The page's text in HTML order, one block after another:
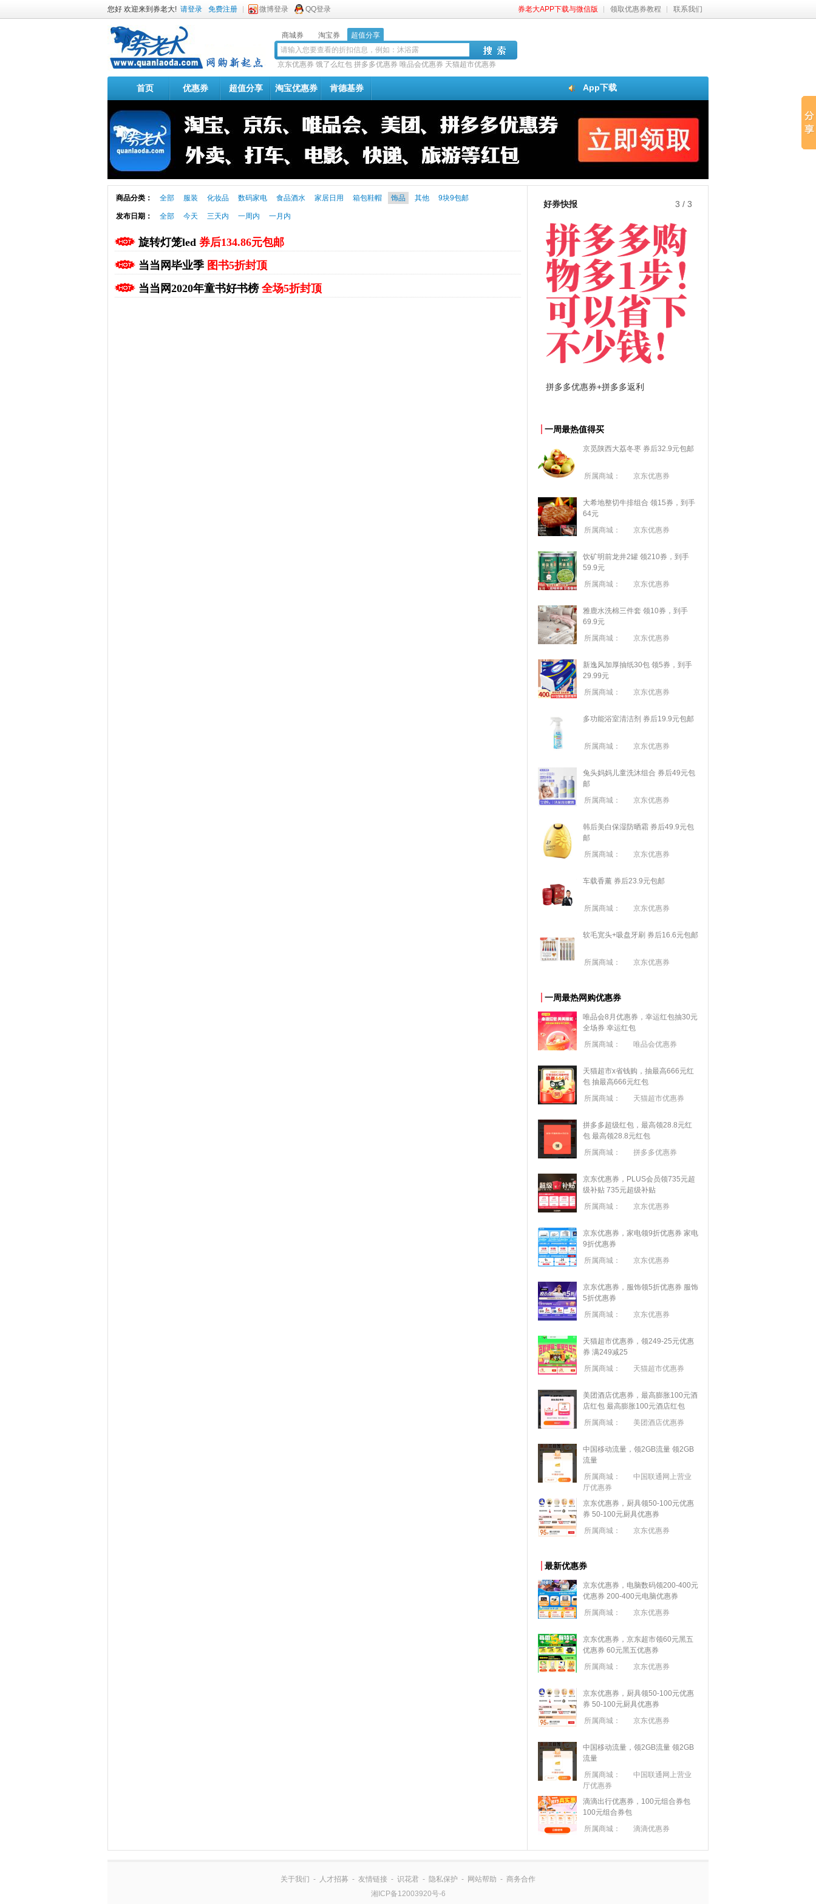
您好 欢迎来到券老大! 请登录 免费注册 微博登录 QQ登录 券老大APP下载与微信版 领取优惠券教程 联系我们
商城券 淘宝券 超值分享
京东优惠券 饿了么红包 拼多多优惠券 唯品会优惠券 天猫超市优惠券
App下载
首页 优惠券 超值分享 淘宝优惠券 肯德基券
商品分类： 全部 服装 化妆品 数码家电 食品酒水 家居日用 箱包鞋帽 饰品 其他 9块9包邮
发布日期： 全部 今天 三天内 一周内 一月内
旋转灯笼led 券后134.86元包邮
当当网毕业季 图书5折封顶
当当网2020年童书好书榜 全场5折封顶
好券快报 3 / 3
拼多多优惠券+拼多多返利
一周最热值得买
京觅陕西大荔冬枣 券后32.9元包邮
所属商城： 京东优惠券
大希地整切牛排组合 领15券，到手
64元
所属商城：
京东优惠券
饮矿明前龙井2罐 领210券，到手
59.9元
所属商城：
京东优惠券
雅鹿水洗棉三件套 领10券，到手
69.9元
所属商城：
京东优惠券
新逸风加厚抽纸30包 领5券，到手
29.99元
所属商城：
京东优惠券
多功能浴室清洁剂 券后19.9元包邮
所属商城： 京东优惠券
兔头妈妈儿童洗沐组合 券后49元包
邮
所属商城：
京东优惠券
韩后美白保湿防晒霜 券后49.9元包
邮
所属商城：
京东优惠券
车载香薰 券后23.9元包邮
所属商城： 京东优惠券
软毛宽头+吸盘牙刷 券后16.6元包邮
所属商城： 京东优惠券
一周最热网购优惠券
唯品会8月优惠券，幸运红包抽30元
全场券 幸运红包
所属商城：
唯品会优惠券
天猫超市x省钱购，抽最高666元红
包 抽最高666元红包
所属商城：
天猫超市优惠券
拼多多超级红包，最高领28.8元红
包 最高领28.8元红包
所属商城：
拼多多优惠券
京东优惠券，PLUS会员领735元超
级补贴 735元超级补贴
所属商城：
京东优惠券
京东优惠券，家电领9折优惠券 家电
9折优惠券
所属商城：
京东优惠券
京东优惠券，服饰领5折优惠券 服饰
5折优惠券
所属商城：
京东优惠券
天猫超市优惠券，领249-25元优惠
券 满249减25
所属商城：
天猫超市优惠券
美团酒店优惠券，最高膨胀100元酒
店红包 最高膨胀100元酒店红包
所属商城：
美团酒店优惠券
中国移动流量，领2GB流量 领2GB
流量
所属商城：
中国联通网上营业
厅优惠券
京东优惠券，厨具领50-100元优惠
券 50-100元厨具优惠券
所属商城：
京东优惠券
最新优惠券
京东优惠券，电脑数码领200-400元
优惠券 200-400元电脑优惠券
所属商城：
京东优惠券
京东优惠券，京东超市领60元黑五
优惠券 60元黑五优惠券
所属商城：
京东优惠券
京东优惠券，厨具领50-100元优惠
券 50-100元厨具优惠券
所属商城：
京东优惠券
中国移动流量，领2GB流量 领2GB
流量
所属商城：
中国联通网上营业
厅优惠券
滴滴出行优惠券，100元组合券包
100元组合券包
所属商城：
滴滴优惠券
关于我们 - 人才招募 - 友情链接 - 识花君 - 隐私保护 - 网站帮助 - 商务合作
湘ICP备12003920号-6